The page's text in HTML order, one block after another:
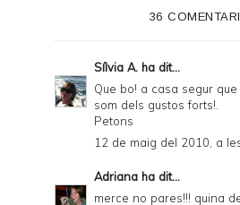
36
Sílvia A. ha dit...
Que bo! a casa segur
som dels gustos forts!.
Petons
12 de maig del 2010, a
Adriana ha dit...
merce no pares!!! quina